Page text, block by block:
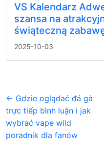
VS Kalendarz
szansa na
świąteczną
2025-10-03
← Gdzie oglądać đá gà
trực tiếp bình luận i jak
wybrać vape wild
poradnik dla fanów